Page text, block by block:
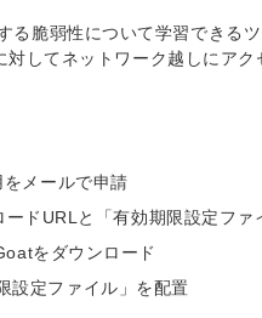
る脆弱性について学習できる
してネットワーク越しにアク
メールで申請
ドURLと「有効期限設定ファ
をダウンロード
設定ファイル」を配置